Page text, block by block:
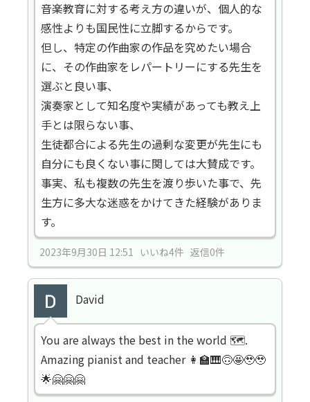
音楽教育に対する考え方の違いが、個人的な
感性よりも国民性に立脚するからです。
但し、特定の作曲家の作品を究めたい場合
に、その作曲家をレパートリーにする先生を
選ぶと良い事、
演奏家として知名度や実績があっても教え上
手とは限らない事、
生徒都合による先生の過剰な変更が先生にも
自分にも良くない事に関しては大賛成です。
事実、私も複数の先生を渡り歩いた事で、先
生方に多大な迷惑をかけてきた経験がありま
す。
2023年9月30日 12:51 いいね4件 返信0件
David
You are always the best in the world 🗺️.
Amazing pianist and teacher 👩‍🏫🎹🙃🤩🥹🥹
🌟🤗🤗🤗